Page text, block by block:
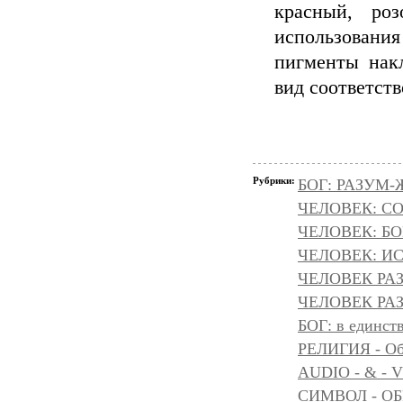
красный,
пигменты
вид
Рубрики: БОГ:
ЧЕЛОВЕК:
ЧЕЛОВЕК:
ЧЕЛОВЕК:
ЧЕЛОВЕК
ЧЕЛОВЕК
БОГ: в
РЕЛИГИЯ -
AUDIO - & -
СИМВОЛ -